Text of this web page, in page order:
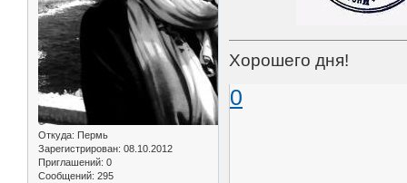
Откуда: Пермь
Зарегистрирован: 08.10.2012
Приглашений: 0
Сообщений: 295
Хорошего дня!
0